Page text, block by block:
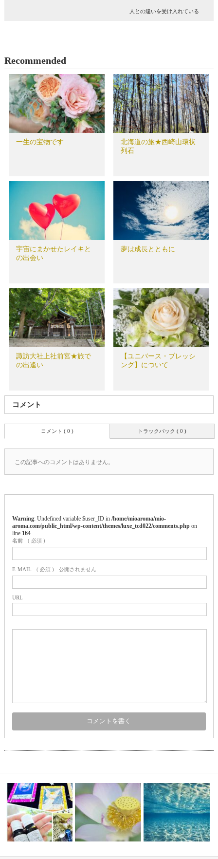
人との違いを受け入れている
Recommended
一生の宝物です
北海道の旅★西崎山環状
列石
宇宙にまかせたレイキと
の出会い
夢は成長とともに
諏訪大社上社前宮★旅で
の出逢い
【ユニバース・ブレッシ
ング】について
コメント
トラックバック ( 0 )
コメント ( 0 )
この記事へのコメントはありません。
Warning : Undefined variable $user_ID in /home/mioaroma/mio-
aroma.com/public_html/wp-content/themes/luxe_tcd022/comments.phpon
line 164
名前 ( 必須 )
E-MAIL ( 必須 ) - 公開されません -
URL